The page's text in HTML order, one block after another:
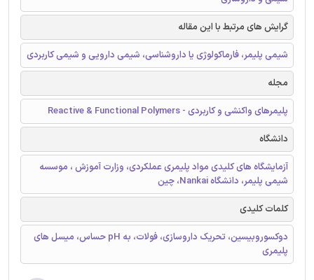
گرایش های مرتبط با این مقاله
شیمی پلیمر، فارماکولوژی یا داروشناسی، شیمی دارویی و شیمی کاربردی
مجله
پلیمرهای واکنشی و کاربردی - Reactive & Functional Polymers
دانشگاه
آزمایشگاه های کلیدی مواد پلیمری عملکردی، وزارت آموزش ، موسسه
شیمی پلیمر، دانشگاه Nankai، چین
کلمات کلیدی
دوکسوروبیسین، تحریک داروسازی، فولات، به pH حساس، میسل های
پلیمری